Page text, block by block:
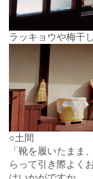
ラッキョウや梅干
○土間
「靴を履いたまま
らって引き際よく